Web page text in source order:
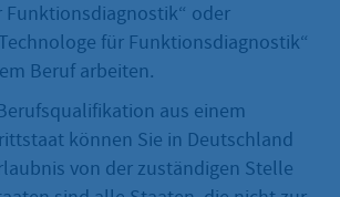
Funktionsdiagnostik“ oder
für Funktionsdiagnostik“
Beruf arbeiten.
aus einem
können Sie in Deutschland
von der zuständigen Stelle